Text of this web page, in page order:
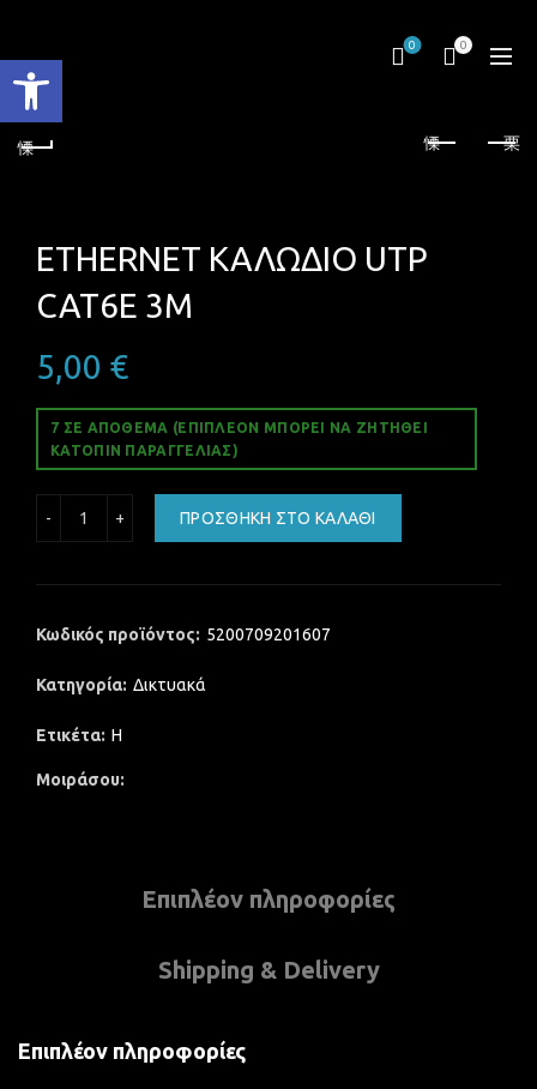
Ανοίξτε τη γραμμή εργαλείων
0 0
ETHERNET ΚΑΛΩΔΙΟ UTP
CAT6E 3M
5,00 €
7 ΣΕ ΑΠΌΘΕΜΑ (ΕΠΙΠΛΈΟΝ ΜΠΟΡΕΊ ΝΑ ΖΗΤΗΘΕΊ
ΚΑΤΌΠΙΝ ΠΑΡΑΓΓΕΛΊΑΣ)
ΠΡΟΣΘΉΚΗ ΣΤΟ ΚΑΛΆΘΙ
Κωδικός προϊόντος: 5200709201607
Κατηγορία: Δικτυακά
Ετικέτα: H
Μοιράσου
Επιπλέον πληροφορίες
Shipping & Delivery
Επιπλέον πληροφορίες